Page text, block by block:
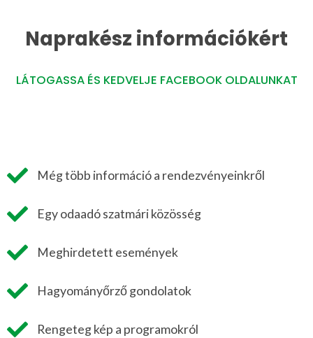
Naprakész információkért
LÁTOGASSA ÉS KEDVELJE FACEBOOK OLDALUNKAT
Még több információ a rendezvényeinkről
Egy odaadó szatmári közösség
Meghirdetett események
Hagyományőrző gondolatok
Rengeteg kép a programokról